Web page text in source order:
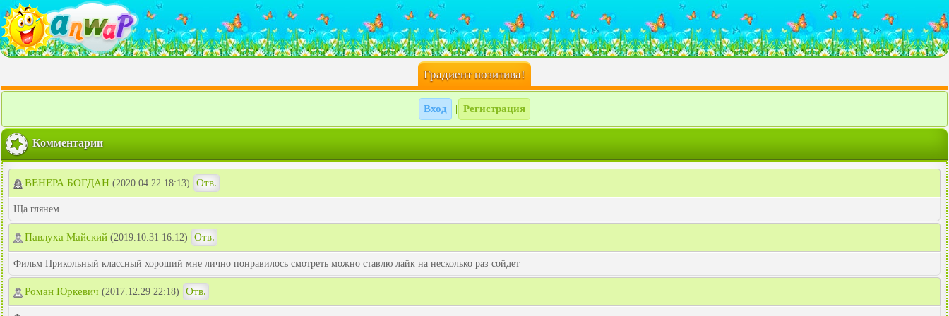
Градиент позитива!
Вход Регистрация
Комментарии
ВЕНЕРА БОГДАН (2020.04.22 18:13) Отв.
Ща глянем
Павлуха Майский (2019.10.31 16:12) Отв.
Фильм Прикольный классный хороший мне лично понравилось смотреть можно ставлю лайк на несколько раз сойдет
Роман Юркевич (2017.12.29 22:18) Отв.